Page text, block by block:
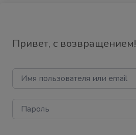
Привет, с возвращением!